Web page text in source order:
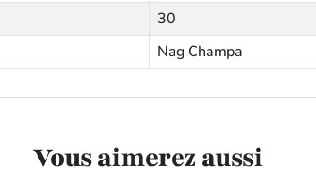
30
Nag Champa
Vous aimerez aussi